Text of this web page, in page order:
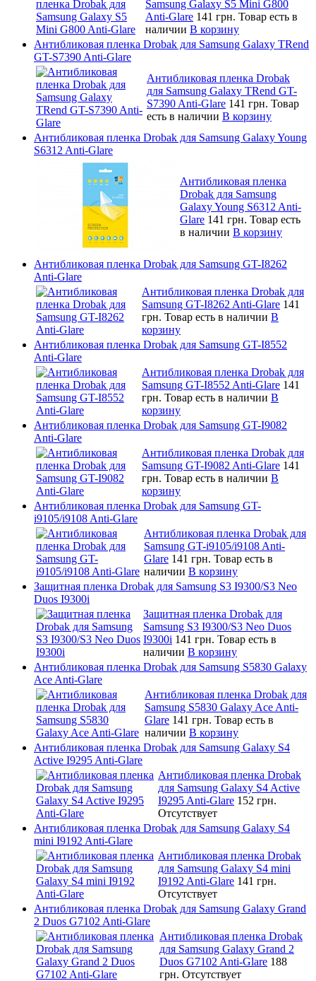
Samsung Galaxy S5 Mini G800
Anti-Glare 141 грн. Товар есть в
наличии В корзину
Антибликовая пленка Drobak для Samsung Galaxy TRend
GT-S7390 Anti-Glare
Антибликовая пленка Drobak
для Samsung Galaxy TRend GT-
S7390 Anti-Glare 141 грн. Товар
есть в наличии В корзину
Антибликовая пленка Drobak для Samsung Galaxy Young
S6312 Anti-Glare
Антибликовая пленка
Drobak для Samsung
Galaxy Young S6312 Anti-
Glare 141 грн. Товар есть
в наличии В корзину
Антибликовая пленка Drobak для Samsung GT-I8262
Anti-Glare
Антибликовая пленка Drobak для
Samsung GT-I8262 Anti-Glare 141
грн. Товар есть в наличии В
корзину
Антибликовая пленка Drobak для Samsung GT-I8552
Anti-Glare
Антибликовая пленка Drobak для
Samsung GT-I8552 Anti-Glare 141
грн. Товар есть в наличии В
корзину
Антибликовая пленка Drobak для Samsung GT-I9082
Anti-Glare
Антибликовая пленка Drobak для
Samsung GT-I9082 Anti-Glare 141
грн. Товар есть в наличии В
корзину
Антибликовая пленка Drobak для Samsung GT-
i9105/i9108 Anti-Glare
Антибликовая пленка Drobak для
Samsung GT-i9105/i9108 Anti-
Glare 141 грн. Товар есть в
наличии В корзину
Защитная пленка Drobak для Samsung S3 I9300/S3 Neo
Duos I9300i
Защитная пленка Drobak для
Samsung S3 I9300/S3 Neo Duos
I9300i 141 грн. Товар есть в
наличии В корзину
Антибликовая пленка Drobak для Samsung S5830 Galaxy
Ace Anti-Glare
Антибликовая пленка Drobak для
Samsung S5830 Galaxy Ace Anti-
Glare 141 грн. Товар есть в
наличии В корзину
Антибликовая пленка Drobak для Samsung Galaxy S4
Active I9295 Anti-Glare
Антибликовая пленка Drobak
для Samsung Galaxy S4 Active
I9295 Anti-Glare 152 грн.
Отсутствует
Антибликовая пленка Drobak для Samsung Galaxy S4
mini I9192 Anti-Glare
Антибликовая пленка Drobak
для Samsung Galaxy S4 mini
I9192 Anti-Glare 141 грн.
Отсутствует
Антибликовая пленка Drobak для Samsung Galaxy Grand
2 Duos G7102 Anti-Glare
Антибликовая пленка Drobak
для Samsung Galaxy Grand 2
Duos G7102 Anti-Glare 188
грн. Отсутствует